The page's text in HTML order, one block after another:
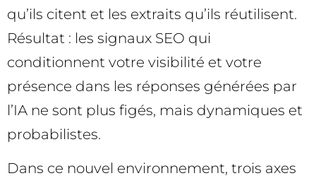
qu’ils citent et les extraits qu’ils réutilisent.
Résultat : les signaux SEO qui
conditionnent votre visibilité et votre
présence dans les réponses générées par
l’IA ne sont plus figés, mais dynamiques et
probabilistes.
Dans ce nouvel environnement, trois axes